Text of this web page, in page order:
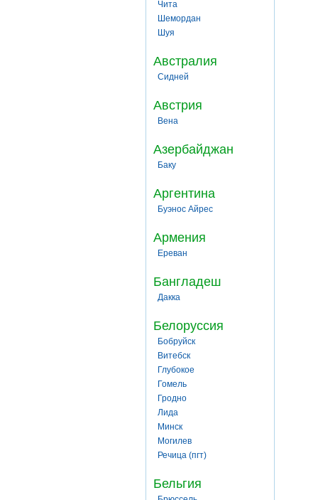
Чита
Шемордан
Шуя
Австралия
Сидней
Австрия
Вена
Азербайджан
Баку
Аргентина
Буэнос Айрес
Армения
Ереван
Бангладеш
Дакка
Белоруссия
Бобруйск
Витебск
Глубокое
Гомель
Гродно
Лида
Минск
Могилев
Речица (пгт)
Бельгия